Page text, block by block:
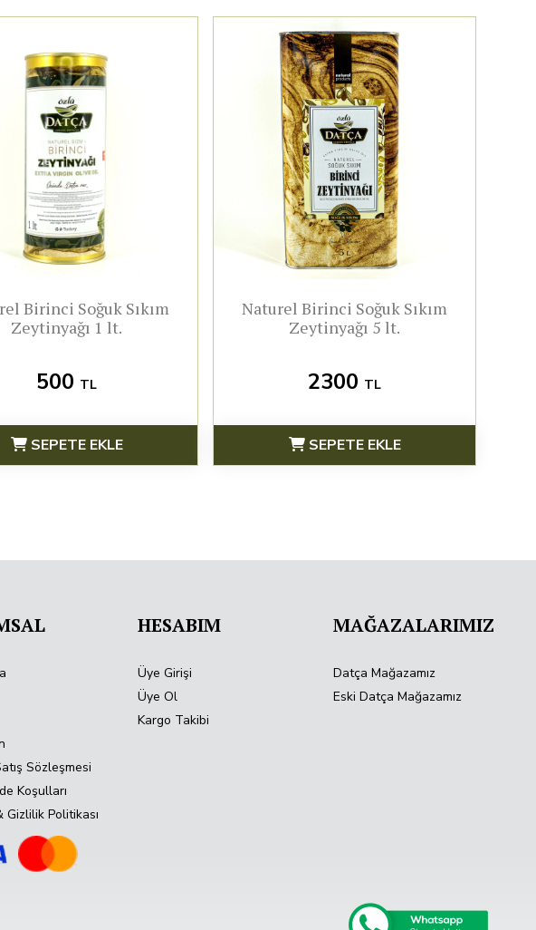
Birinci Soğuk Sıkım
Zeytinyağı 1 lt.
500 TL
SEPETE EKLE
Naturel Birinci Soğuk Sıkım
Zeytinyağı 5 lt.
2300 TL
SEPETE EKLE
Sözleşmesi
Koşulları
Gizlilik Politikası
HESABIM
Üye Girişi
Üye Ol
Kargo Takibi
MAĞAZALARIMIZ
Datça Mağazamız
Eski Datça Mağazamız